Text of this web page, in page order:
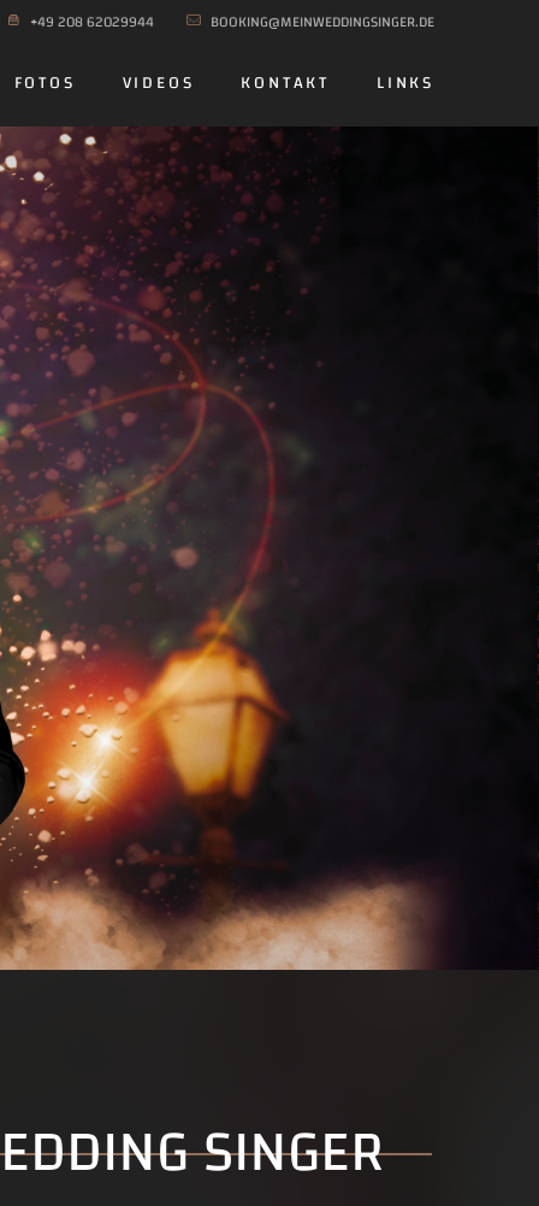
+49 208 62029944 BOOKING@MEINWEDDINGSINGER.DE
FOTOS VIDEOS KONTAKT LINKS
SINGER